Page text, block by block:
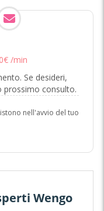
€/min
Se desideri,
prossimo consulto.
nell'avvio del tuo
Wengo